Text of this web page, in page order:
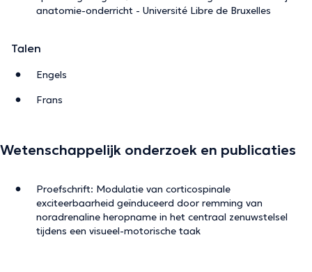
anatomie-onderricht - Université Libre de Bruxelles
Talen
Engels
Frans
Wetenschappelijk onderzoek en publicaties
Proefschrift: Modulatie van corticospinale
exciteerbaarheid geïnduceerd door remming van
noradrenaline heropname in het centraal zenuwstelsel
tijdens een visueel-motorische taak